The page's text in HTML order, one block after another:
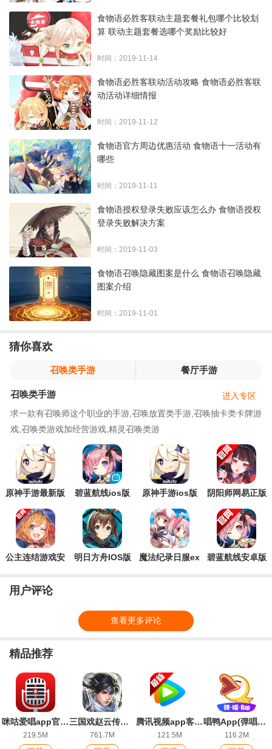
食物语必胜客联动主题套餐礼包哪个比较划
算 联动主题套餐选哪个奖励比较好
时间：2019-11-14
食物语必胜客联动活动攻略 食物语必胜客联
动活动详细情报
时间：2019-11-12
食物语官方周边优惠活动 食物语十一活动有
哪些
时间：2019-11-11
食物语授权登录失败应该怎么办 食物语授权
登录失败解决方案
时间：2019-11-03
食物语召唤隐藏图案是什么 食物语召唤隐藏
图案介绍
时间：2019-11-01
猜你喜欢
召唤类手游 餐厅手游
召唤类手游
求一款有召唤师这个职业的手游,召唤放置类手游,召唤抽卡类卡牌游
戏,召唤类游戏加经营游戏,精灵召唤类游
进入专区
原神手游最新版 碧蓝航线ios版 原神手游ios版
阴阳师网易正版
公主连结游戏安
明日方舟IOS版
魔法纪录日服ex
碧蓝航线安卓版
用户评论
查看更多评论
精品推荐
咪咕爱唱app官方版
219.5M
三国戏赵云传游戏最新版
761.7M
腾讯视频app客户端
121.5M
唱鸭App(弹唱神器)安卓版
116.2M